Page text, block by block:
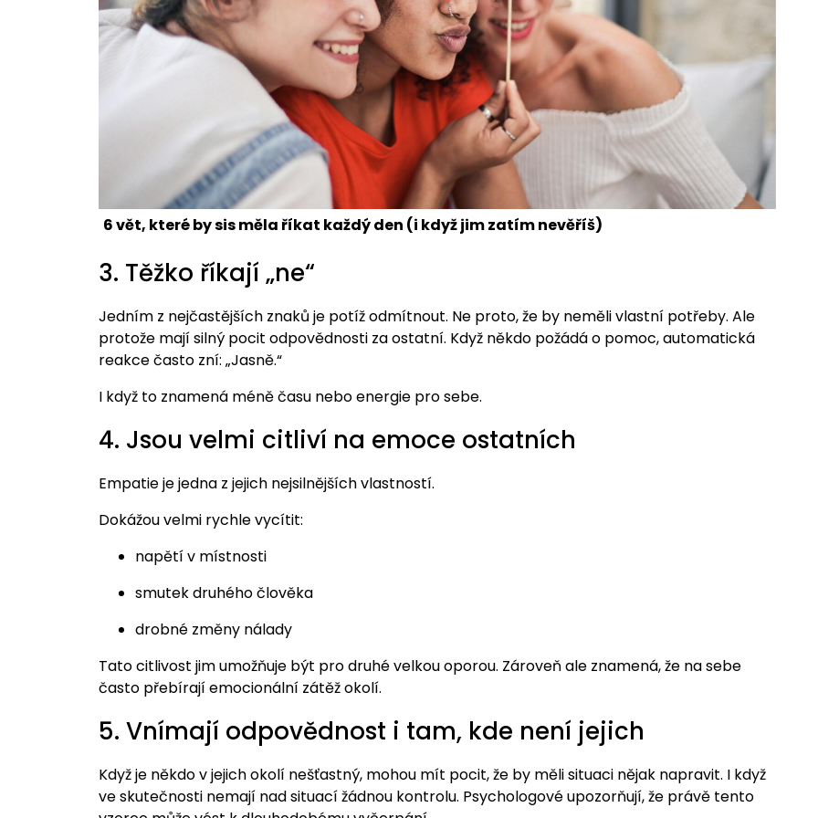
6 vět, které by sis měla říkat každý den (i když jim zatím nevěříš)
3. Těžko říkají „ne“
Jedním z nejčastějších znaků je potíž odmítnout. Ne proto, že by neměli vlastní potřeby. Ale
protože mají silný pocit odpovědnosti za ostatní. Když někdo požádá o pomoc, automatická
reakce často zní: „Jasně.“
I když to znamená méně času nebo energie pro sebe.
4. Jsou velmi citliví na emoce ostatních
Empatie je jedna z jejich nejsilnějších vlastností.
Dokážou velmi rychle vycítit:
napětí v místnosti
smutek druhého člověka
drobné změny nálady
Tato citlivost jim umožňuje být pro druhé velkou oporou. Zároveň ale znamená, že na sebe
často přebírají emocionální zátěž okolí.
5. Vnímají odpovědnost i tam, kde není jejich
Když je někdo v jejich okolí nešťastný, mohou mít pocit, že by měli situaci nějak napravit. I když
ve skutečnosti nemají nad situací žádnou kontrolu. Psychologové upozorňují, že právě tento